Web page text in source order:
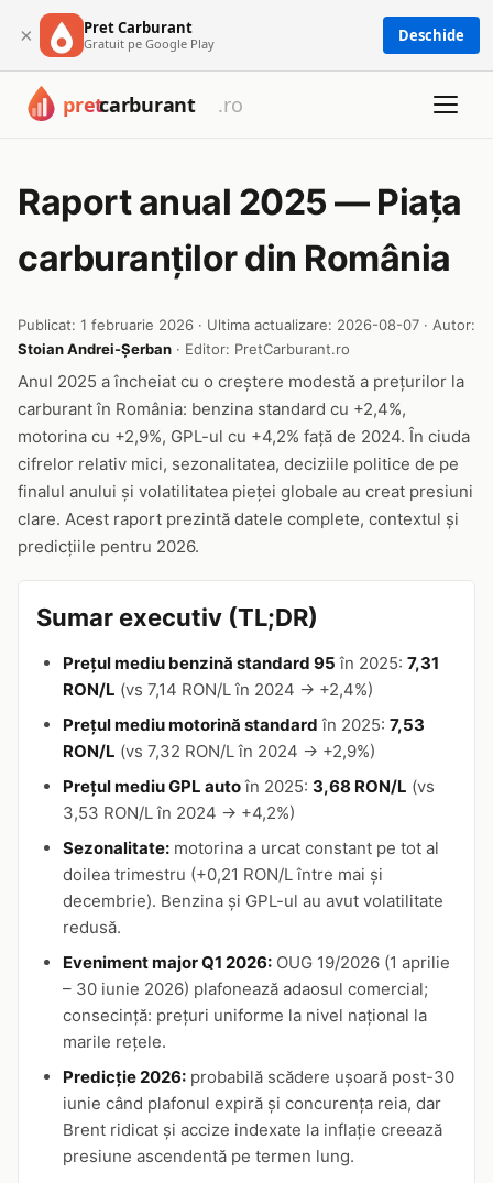
× Pret Carburant
Gratuit pe Google Play Deschide
Raport anual 2025 — Piața
carburanților din România
Publicat: 1 februarie 2026 · Ultima actualizare: 2026-08-07 · Autor:
Stoian Andrei-Șerban · Editor: PretCarburant.ro
Anul 2025 a încheiat cu o creștere modestă a prețurilor la
carburant în România: benzina standard cu +2,4%,
motorina cu +2,9%, GPL-ul cu +4,2% față de 2024. În ciuda
cifrelor relativ mici, sezonalitatea, deciziile politice de pe
finalul anului și volatilitatea pieței globale au creat presiuni
clare. Acest raport prezintă datele complete, contextul și
predicțiile pentru 2026.
Sumar executiv (TL;DR)
Prețul mediu benzină standard 95 în 2025: 7,31
RON/L (vs 7,14 RON/L în 2024 → +2,4%)
Prețul mediu motorină standard în 2025: 7,53
RON/L (vs 7,32 RON/L în 2024 → +2,9%)
Prețul mediu GPL autoîn 2025: 3,68 RON/L (vs
3,53 RON/L în 2024 → +4,2%)
Sezonalitate: motorina a urcat constant pe tot al
doilea trimestru (+0,21 RON/L între mai și
decembrie). Benzina și GPL-ul au avut volatilitate
redusă.
Eveniment major Q1 2026: OUG 19/2026 (1 aprilie
– 30 iunie 2026) plafonează adaosul comercial;
consecință: prețuri uniforme la nivel național la
marile rețele.
Predicție 2026: probabilă scădere ușoară post-30
iunie când plafonul expiră și concurența reia, dar
Brent ridicat și accize indexate la inflație creează
presiune ascendentă pe termen lung.